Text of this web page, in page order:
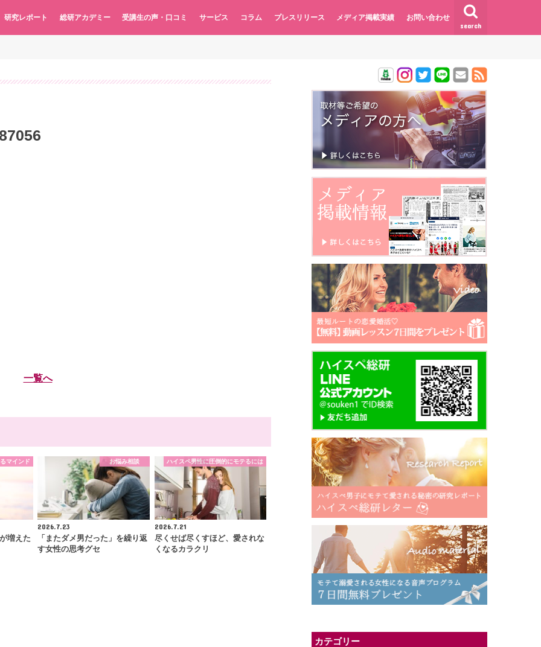
search
研究レポート 総研アカデミー 受講生の声・口コミ サービス コラム プレスリリース メディア掲載実績 お問い合わせ
一覧へ
マインド
増えた
お悩み相談
2026.7.23
「またダメ男だった」を繰り返
す女性の思考グセ
ハイスペ男性に圧倒的にモテるには
2026.7.21
尽くせば尽くすほど、愛されな
くなるカラクリ
カテゴリー